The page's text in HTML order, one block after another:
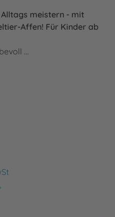
Alltags meistern - mit
Affen! Für Kinder ab
…